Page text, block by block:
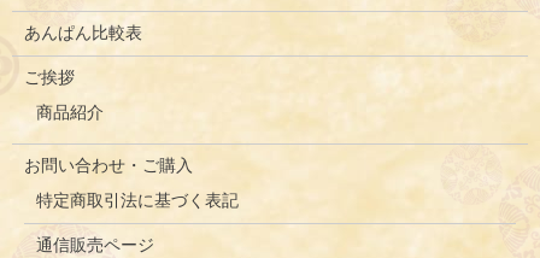
あんぱん比較表
ご挨拶
商品紹介
お問い合わせ・ご購入
特定商取引法に基づく表記
通信販売ページ